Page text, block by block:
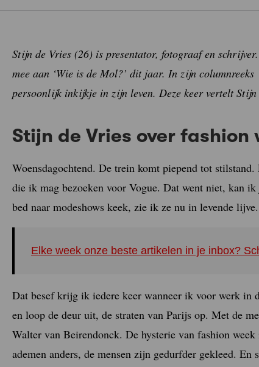
Stijn de Vries (26) is presentator, fotograaf en
mee aan ‘Wie is de Mol?’ dit jaar. In zijn
persoonlijk inkijkje in zijn leven. Deze keer vertelt
Stijn de Vries over fashion
Woensdagochtend. De trein komt piepend tot
die ik mag bezoeken voor Vogue. Dat went niet, kan
bed naar modeshows keek, zie ik ze nu in levende lijve.
Elke week onze beste artikelen in je inbox?
Dat besef krijg ik iedere keer wanneer ik voor werk in
en loop de deur uit, de straten van Parijs op. Met de
Walter van Beirendonck. De hysterie van fashion
ademen anders, de mensen zijn gedurfder gekleed. En